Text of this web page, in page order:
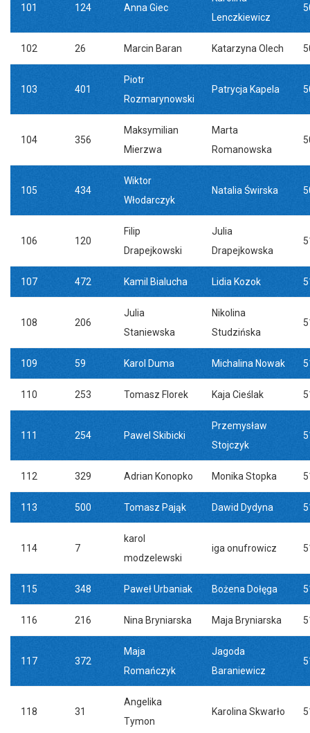
101 124 Anna Giec
Lenczkiewicz
102 26 Marcin Baran Katarzyna Olech
103 401
Piotr
Rozmarynowski
Patrycja Kapela
104 356
Maksymilian
Mierzwa
Marta
Romanowska
105 434
Wiktor
Włodarczyk
Natalia Świrska
106 120
Filip
Drapejkowski
Julia
Drapejkowska
107 472 Kamil Bialucha Lidia Kozok
108 206
Julia
Staniewska
Nikolina
Studzińska
109 59 Karol Duma Michalina Nowak
110 253 Tomasz Florek Kaja Cieślak
111 254 Pawel Skibicki
Przemysław
Stojczyk
112 329 Adrian Konopko Monika Stopka
113 500 Tomasz Pająk Dawid Dydyna
114 7
karol
modzelewski
iga onufrowicz
115 348 Paweł Urbaniak Bożena Dołęga
116 216 Nina Bryniarska Maja Bryniarska
117 372
Maja
Romańczyk
Jagoda
Baraniewicz
118 31
Angelika
Tymon
Karolina Skwarło